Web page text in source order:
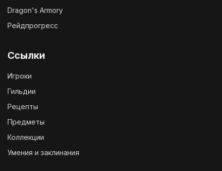
Dragon's Armory
Рейдпрогресс
Ссылки
Игроки
Гильдии
Рецепты
Предметы
Коллекции
Умения и заклинания